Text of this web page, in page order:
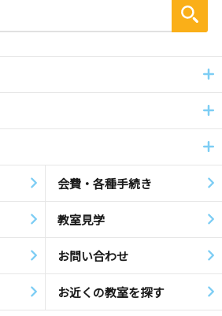
会費・各種手続き
教室見学
お問い合わせ
お近くの教室を探す